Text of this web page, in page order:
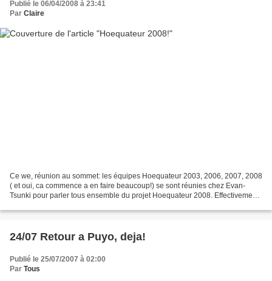
Publié le 06/04/2008 à 23:41
Par Claire
Ce we, réunion au sommet: les équipes Hoequateur 2003, 2006, 2007, 2008
( et oui, ca commence a en faire beaucoup!) se sont réunies chez Evan-
Tsunki pour parler tous ensemble du projet Hoequateur 2008. Effectivement,
24/07 Retour a Puyo, deja!
Publié le 25/07/2007 à 02:00
Par Tous